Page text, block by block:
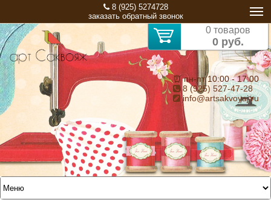
8 (925) 5274728
заказать обратный звонок
0 товаров
0 руб.
⏰ пн-пт 10:00 - 17:00
8 (925) 527-47-28
info@artsakvoyaj.ru